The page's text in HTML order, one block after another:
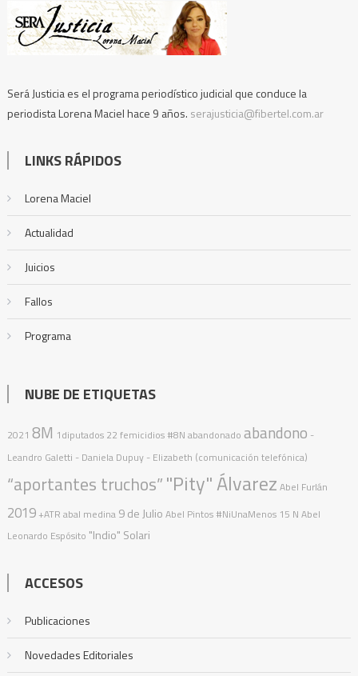
Será Justicia es el programa periodístico judicial que conduce la
periodista Lorena Maciel hace 9 años. serajusticia@fibertel.com.ar
LINKS RÁPIDOS
Lorena Maciel
Actualidad
Juicios
Fallos
Programa
NUBE DE ETIQUETAS
2021 8M 1diputados 22 femicidios #8N abandonado abandono -
Leandro Galetti - Daniela Dupuy - Elizabeth (comunicación telefónica)
“aportantes truchos”"Pity" Álvarez Abel Furlán
2019 +ATR abal medina 9 de Julio Abel Pintos #NiUnaMenos 15 N Abel
Leonardo Espósito "Indio" Solari
ACCESOS
Publicaciones
Novedades Editoriales